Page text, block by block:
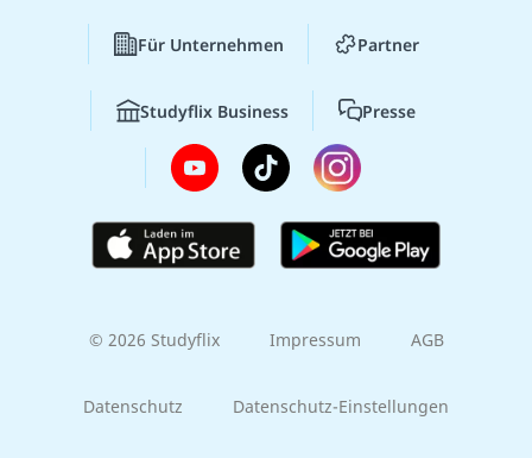
Für Unternehmen Partner
Studyflix Business Presse
© 2026 Studyflix Impressum AGB
Datenschutz Datenschutz-Einstellungen